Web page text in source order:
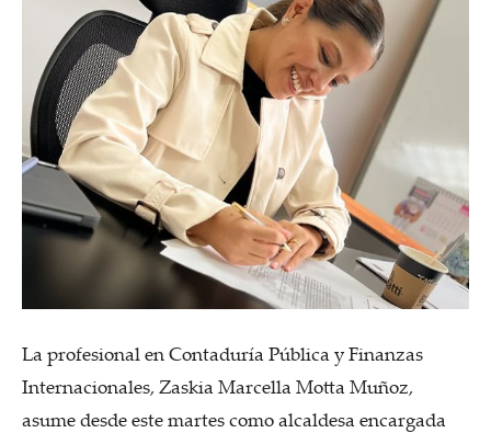
La profesional en Contaduría Pública y Finanzas
Internacionales, Zaskia Marcella Motta Muñoz,
asume desde este martes como alcaldesa encargada